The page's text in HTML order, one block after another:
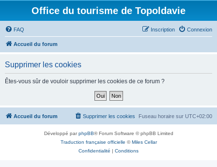
Office du tourisme de Topoldavie
FAQ Connexion
Inscription
Accueil du forum
Supprimer les cookies
Êtes-vous sûr de vouloir supprimer les cookies de ce forum ?
Accueil du forum Fuseau horaire sur UTC+02:00
Supprimer les cookies
Développé parphpBB® Forum Software © phpBB Limited
Traduction française officielle ©Miles Cellar
Confidentialité | Conditions